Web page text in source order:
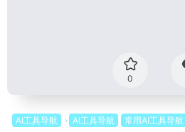
0
AI工具导航 AI工具导航 常用AI工具导航